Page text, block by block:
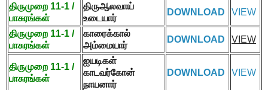
திருமுறை 11-1 /
பாசுரங்கள்
திருஆலவாய்
உடையார்
DOWNLOAD VIEW
திருமுறை 11-1 /
பாசுரங்கள்
காரைக்கால்
அம்மையார்
DOWNLOAD VIEW
திருமுறை 11-1 /
பாசுரங்கள்
ஐயடிகள்
காடவர்கோன்
நாயனார்
DOWNLOAD VIEW